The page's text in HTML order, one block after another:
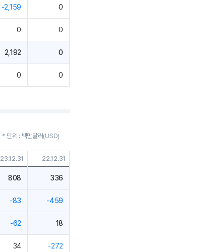
-2,159 0
0 0
2,192 0
0 0
* 단위 : 백만달러(USD)
23.12.31 22.12.31
808 336
-83 -459
-62 18
34 -272